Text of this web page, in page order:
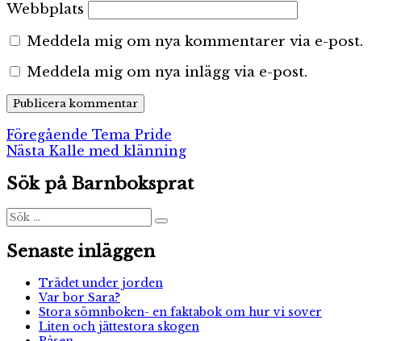
Webbplats
Meddela mig om nya kommentarer via e-post.
Meddela mig om nya inlägg via e-post.
Inläggsnavigering
Föregående Föregående
inlägg:
Tema Pride
Nästa Nästa
Kalle med klänning
Sök på Barnboksprat
Sök
efter:
Sök
Senaste inläggen
Trädet under jorden
Var bor Sara?
Stora sömnboken- en faktabok om hur vi sover
Liten och jättestora skogen